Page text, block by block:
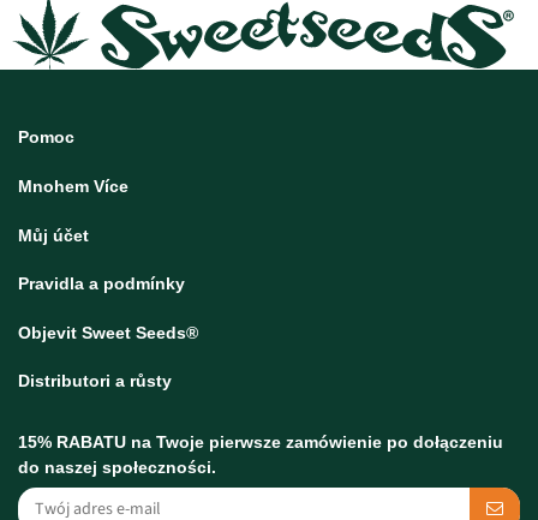
Pomoc
Mnohem Více
Můj účet
Pravidla a podmínky
Objevit Sweet Seeds®
Distributori a růsty
15% RABATU na Twoje pierwsze zamówienie po dołączeniu
do naszej społeczności.